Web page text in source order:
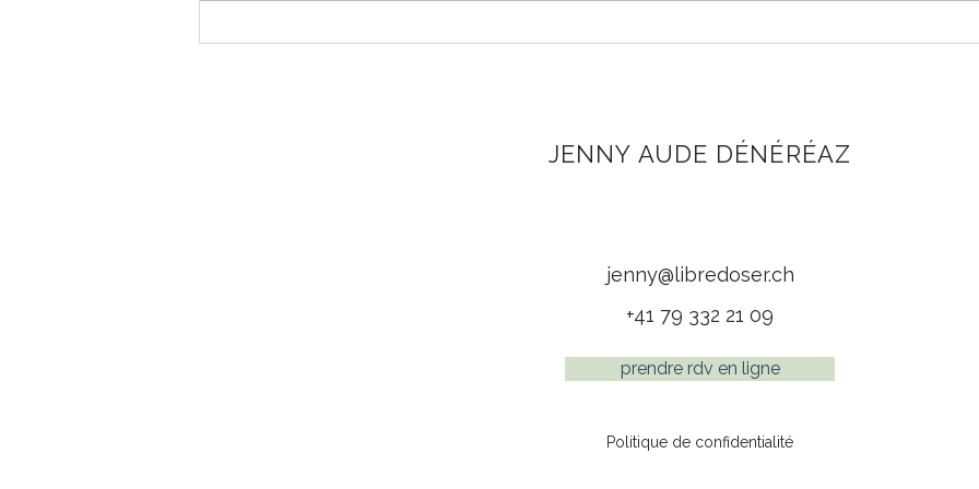
Un nouveau paradigme
Les soins vibratoires après
La
JENNY AUDE DÉNÉRÉAZ
jenny@libredoser.ch
+41 79 332 21 09
prendre rdv en ligne
Politique de confidentialité